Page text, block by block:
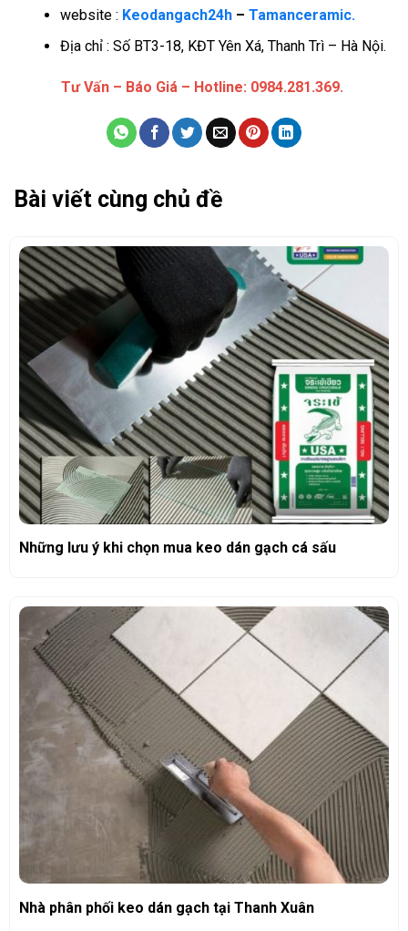
website : Keodangach24h– Tamanceramic.
Địa chỉ : Số BT3-18, KĐT Yên Xá, Thanh Trì – Hà Nội.
Tư Vấn – Báo Giá – Hotline: 0984.281.369.
Bài viết cùng chủ đề
Những lưu ý khi chọn mua keo dán gạch cá sấu
Nhà phân phối keo dán gạch tại Thanh Xuân